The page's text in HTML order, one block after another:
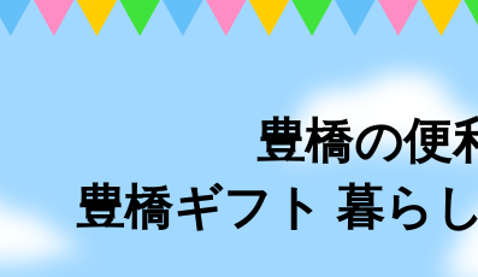
豊橋の便
豊橋ギフト 暮